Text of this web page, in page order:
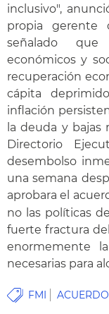
inclusivo",
propia gerente
señalado que
económicos y
recuperación
cápita
inflación
la deuda y bajas
Directorio
desembolso
una semana
aprobara el
no las políticas
fuerte fractura
enormemente
necesarias para
FMI ACUERDO